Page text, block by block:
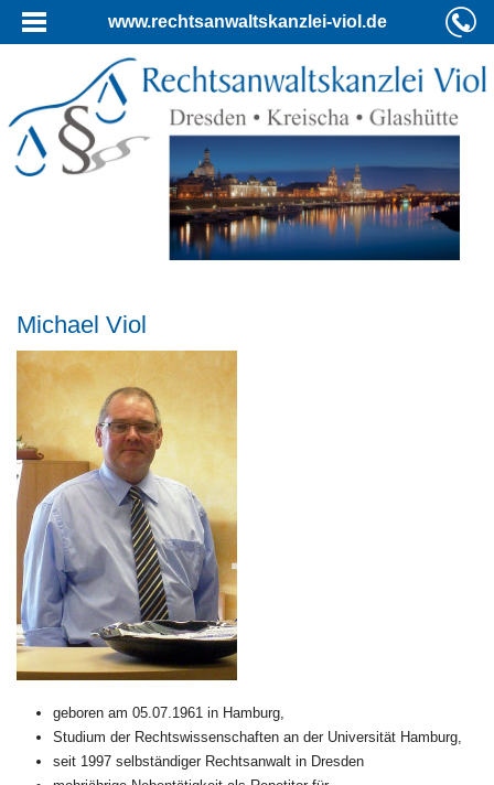
www.rechtsanwaltskanzlei-viol.de
Michael Viol
geboren am 05.07.1961 in Hamburg,
Studium der Rechtswissenschaften an der Universität Hamburg,
seit 1997 selbständiger Rechtsanwalt in Dresden